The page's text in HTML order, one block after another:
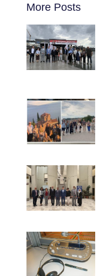
More Posts